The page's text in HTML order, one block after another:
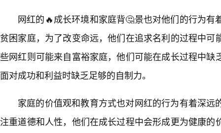
网红的🔥成长环境和家庭背🤔景也对他们的行为有
贫困家庭，为了改变命远，他们在追求名利的过程中可
些网红则可能来自富裕家庭，他们可能在成长过程中缺
面对成功和利益时缺乏足够的自制力。
家庭的价值观和教育方式也对网红的行为有着深远
注重道德和人性，他们在成长过程中会形成更为健康的